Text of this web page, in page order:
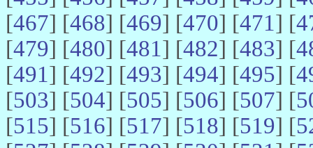
[467] [468] [469] [470] [471] [
[479] [480] [481] [482] [483] [
[491] [492] [493] [494] [495] [
[503] [504] [505] [506] [507] [
[515] [516] [517] [518] [519] [